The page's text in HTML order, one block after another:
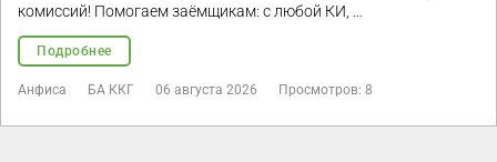
комиссий! Помогаем заёмщикам: с любой КИ, …
Подробнее
Анфиса БА ККГ 06 августа 2026 Просмотров: 8